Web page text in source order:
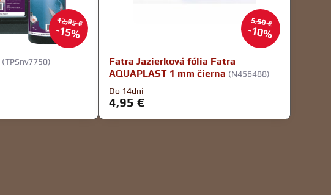
12,95 €
15%
(TPSnv7750)
5,50 €
10%
Fatra Jazierková fólia Fatra
AQUAPLAST 1 mm čierna (N456488)
Do 14dní
4,95 €